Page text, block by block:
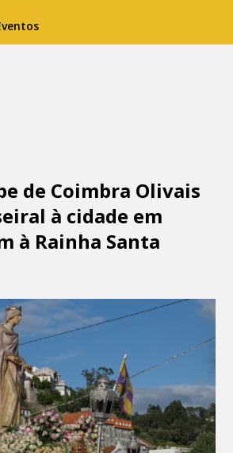
de Coimbra Olivais
à cidade em
à Rainha Santa